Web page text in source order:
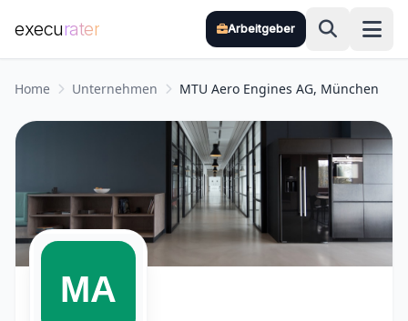
execurater Arbeitgeber
Home Unternehmen MTU Aero Engines AG, München